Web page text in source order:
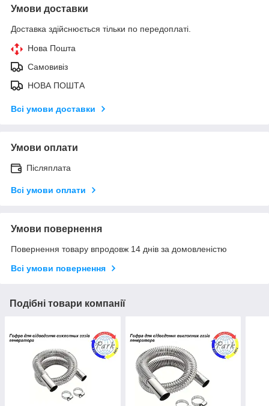
Умови доставки
Доставка здійснюється тільки по передоплаті.
Нова Пошта
Самовивіз
НОВА ПОШТА
Всі умови доставки
Умови оплати
Післяплата
Всі умови оплати
Умови повернення
Повернення товару впродовж 14 днів за домовленістю
Всі умови повернення
Подібні товари компанії